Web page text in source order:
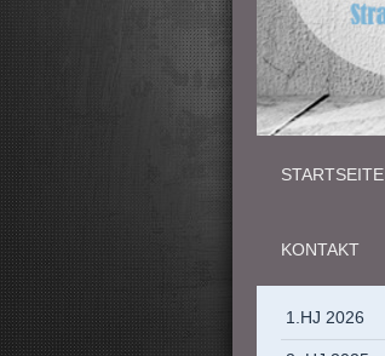
STARTSEITE
KONTAKT
1.HJ 2026